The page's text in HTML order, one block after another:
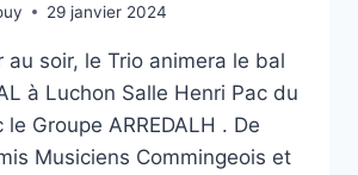
29 janvier 2024
au soir, le Trio animera le bal
à Luchon Salle Henri Pac du
le Groupe ARREDALH . De
Musiciens Commingeois et